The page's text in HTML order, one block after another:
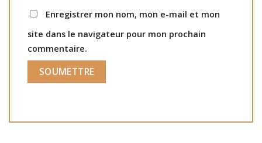
Enregistrer mon nom, mon e-mail et mon
site dans le navigateur pour mon prochain
commentaire.